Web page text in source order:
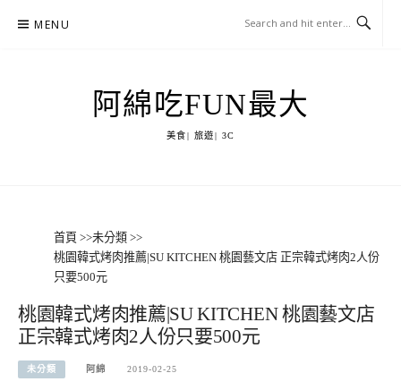
MENU
阿綿吃FUN最大
美食| 旅遊| 3C
首頁 >>未分類 >>
桃園韓式烤肉推薦|SU KITCHEN 桃園藝文店 正宗韓式烤肉2人份
只要500元
桃園韓式烤肉推薦|SU KITCHEN 桃園藝文店
正宗韓式烤肉2人份只要500元
未分類 阿綿 2019-02-25